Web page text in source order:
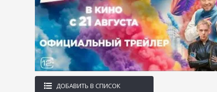
ПРО
ЛЮБОВНЫЕ
ДОБАВИТЬ В СПИСОК